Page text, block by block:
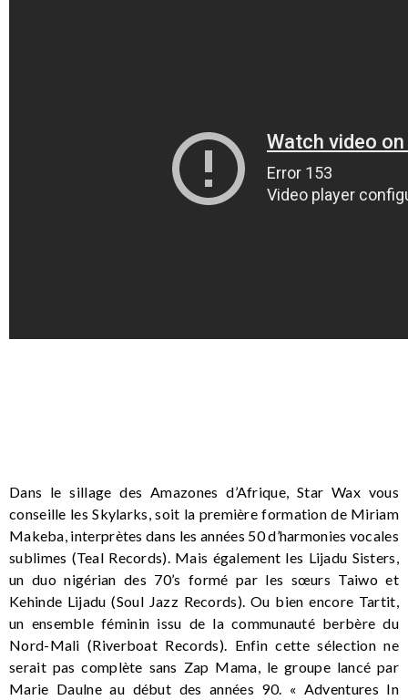
Dans le sillage des Amazones d’Afrique, Star Wax vous
conseille les Skylarks, soit la première formation de Miriam
Makeba, interprètes dans les années 50 d’harmonies vocales
sublimes (Teal Records). Mais également les Lijadu Sisters,
un duo nigérian des 70’s formé par les sœurs Taiwo et
Kehinde Lijadu (Soul Jazz Records). Ou bien encore Tartit,
un ensemble féminin issu de la communauté berbère du
Nord-Mali (Riverboat Records). Enfin cette sélection ne
serait pas complète sans Zap Mama, le groupe lancé par
Marie Daulne au début des années 90. « Adventures In